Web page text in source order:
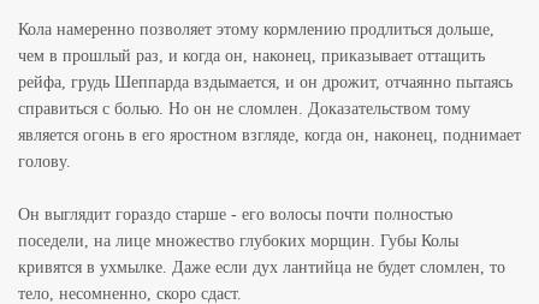
Кола намеренно позволяет этому кормлению продлиться дольше,
чем в прошлый раз, и когда он, наконец, приказывает оттащить
рейфа, грудь Шеппарда вздымается, и он дрожит, отчаянно пытаясь
справиться с болью. Но он не сломлен. Доказательством тому
является огонь в его яростном взгляде, когда он, наконец, поднимает
голову.
Он выглядит гораздо старше - его волосы почти полностью
поседели, на лице множество глубоких морщин. Губы Колы
кривятся в ухмылке. Даже если дух лантийца не будет сломлен, то
тело, несомненно, скоро сдаст.